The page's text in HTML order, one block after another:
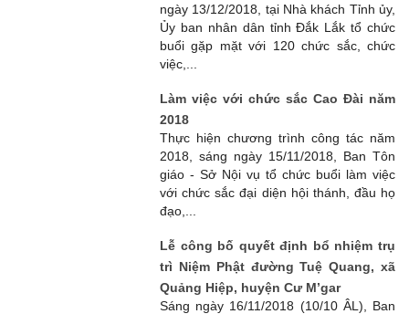
ngày 13/12/2018, tại Nhà khách Tỉnh ủy,
Ủy ban nhân dân tỉnh Đắk Lắk tổ chức
buổi gặp mặt với 120 chức sắc, chức
việc,...
Làm việc với chức sắc Cao Đài năm
2018
Thực hiện chương trình công tác năm
2018, sáng ngày 15/11/2018, Ban Tôn
giáo - Sở Nội vụ tổ chức buổi làm việc
với chức sắc đại diện hội thánh, đầu họ
đạo,...
Lễ công bố quyết định bổ nhiệm trụ
trì Niệm Phật đường Tuệ Quang, xã
Quảng Hiệp, huyện Cư M’gar
Sáng ngày 16/11/2018 (10/10 ÂL), Ban